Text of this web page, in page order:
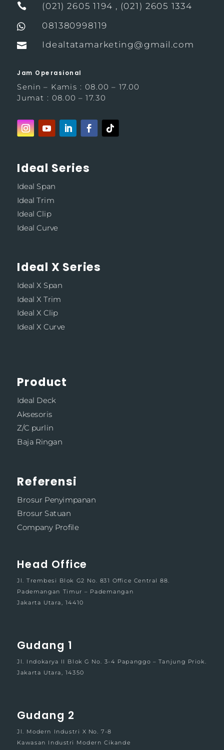
 (021) 2605 1194 , (021) 2605 1334
 081380998119
 Idealtatamarketing@gmail.com
Jam Operasional
Senin – Kamis : 08.00 – 17.00
Jumat : 08.00 – 17.30
Ideal Series
Ideal Span
Ideal Trim
Ideal Clip
Ideal Curve
Ideal X Series
Ideal X Span
Ideal X Trim
Ideal X Clip
Ideal X Curve
Product
Ideal Deck
Aksesoris
Z/C purlin
Baja Ringan
Referensi
Brosur Penyimpanan
Brosur Satuan
Company Profile
Head Office
Jl. Trembesi Blok G2 No. 831 Office Central 88.
Pademangan Timur – Pademangan
Jakarta Utara, 14410
Gudang 1
Jl. Indokarya II Blok G No. 3-4 Papanggo – Tanjung Priok.
Jakarta Utara, 14350
Gudang 2
Jl. Modern Industri X No. 7-8
Kawasan Industri Modern Cikande